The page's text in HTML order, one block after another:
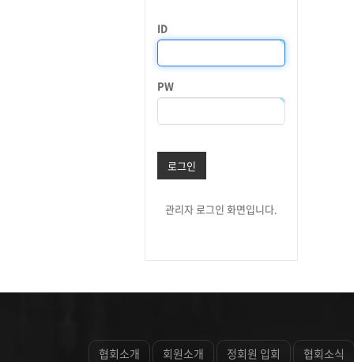
ID
PW
로그인
관리자 로그인 화면입니다.
협회소개 회원소개 정회원 입회 협회소식